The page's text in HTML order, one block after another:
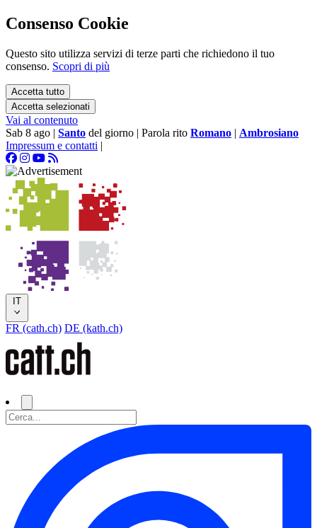
Consenso Cookie
Questo sito utilizza servizi di terze parti che richiedono il tuo
consenso. Scopri di più
Accetta tutto
Accetta selezionati
Vai al contenuto
Sab 8 ago | Santo del giorno | Parola rito Romano | Ambrosiano
Impressum e contatti |
IT
FR (cath.ch) DE (kath.ch)